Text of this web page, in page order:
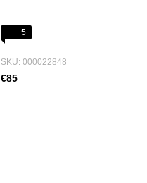
5
SKU: 000022848
€85